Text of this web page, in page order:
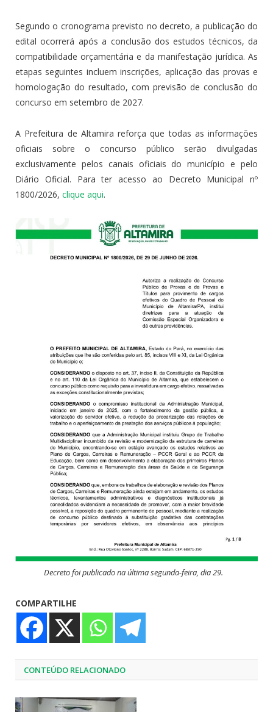
Segundo o cronograma previsto no decreto, a publicação do
edital ocorrerá após a conclusão dos estudos técnicos, da
compatibilidade orçamentária e da manifestação jurídica. As
etapas seguintes incluem inscrições, aplicação das provas e
homologação do resultado, com previsão de conclusão do
concurso em setembro de 2027.
A Prefeitura de Altamira reforça que todas as informações
oficiais sobre o concurso público serão divulgadas
exclusivamente pelos canais oficiais do município e pelo
Diário Oficial. Para ter acesso ao Decreto Municipal nº
1800/2026, clique aqui.
Decreto foi publicado na última segunda-feira, dia 29.
COMPARTILHE
CONTEÚDO RELACIONADO